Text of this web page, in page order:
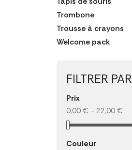
Trombone
Trousse à crayons
Welcome pack
FILTRER PAR
Prix
0,00 € - 22,00 €
Couleur